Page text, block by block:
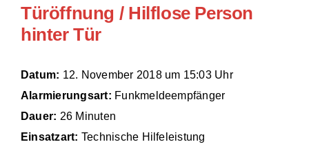
Bürgerinfo
Technik
Türöffnung / Hilflose Person
hinter Tür
Datum: 12. November 2018 um 15:03 Uhr
Alarmierungsart: Funkmeldeempfänger
Dauer: 26 Minuten
Einsatzart: Technische Hilfeleistung